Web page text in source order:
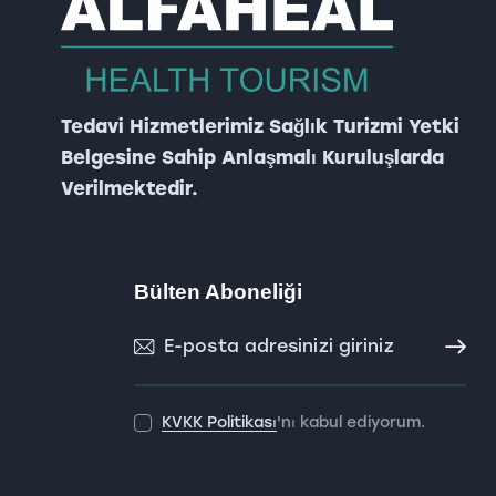
Tedavi Hizmetlerimiz Sağlık Turizmi Yetki
Belgesine Sahip Anlaşmalı Kuruluşlarda
Verilmektedir.
Bülten Aboneliği
Abone
KVKK Politikası'nı kabul ediyorum.